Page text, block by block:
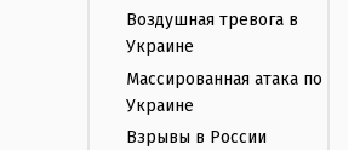
Воздушная тревога в
Украине
Массированная атака по
Украине
Взрывы в России